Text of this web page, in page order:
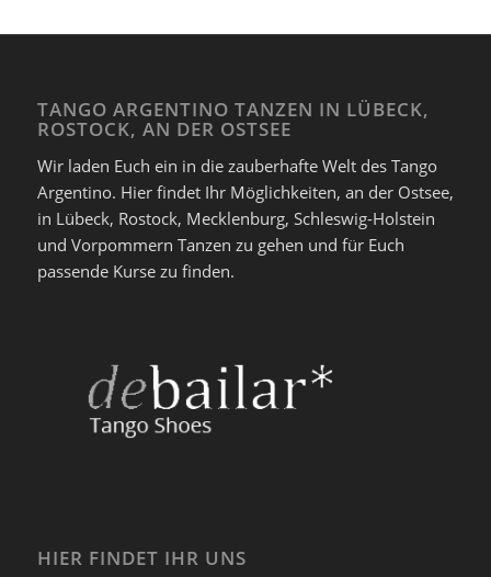
TANGO ARGENTINO TANZEN IN LÜBECK,
ROSTOCK, AN DER OSTSEE
Wir laden Euch ein in die zauberhafte Welt des Tango
Argentino. Hier findet Ihr Möglichkeiten, an der Ostsee,
in Lübeck, Rostock, Mecklenburg, Schleswig-Holstein
und Vorpommern Tanzen zu gehen und für Euch
passende Kurse zu finden.
HIER FINDET IHR UNS